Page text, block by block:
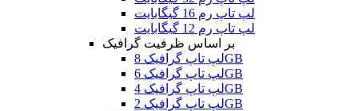
لپ تاپ رم 16 گیگابایت
لپ تاپ رم 12 گیگابایت
بر اساس ظرفیت گرافیک
لپ تاپ گرافیک 8GB
لپ تاپ گرافیک 6GB
لپ تاپ گرافیک 4GB
لپ تاپ گرافیک 2GB